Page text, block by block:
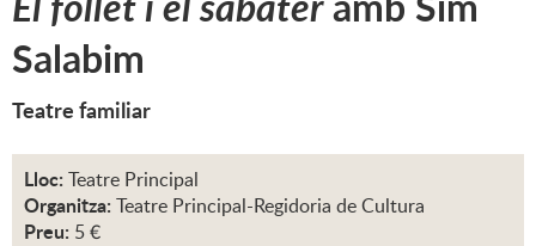
Salabim
Teatre familiar
Lloc: Teatre Principal
Organitza: Teatre Principal-Regidoria de Cultura
Preu: 5 €